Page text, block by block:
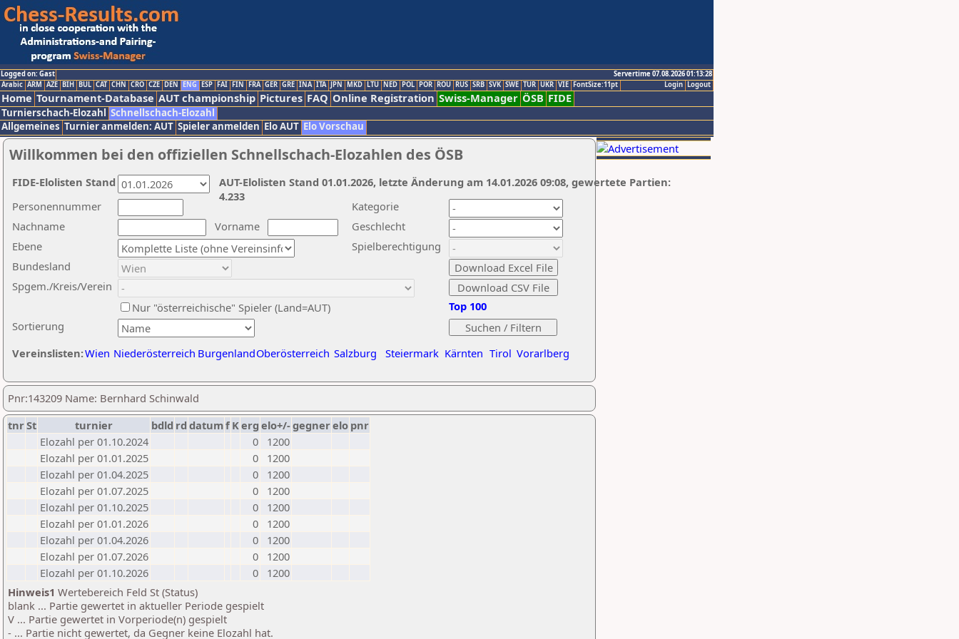
Logged on: Gast
Servertime 07.08.2026 01:13:28
Logout
Login
Arabic ARM AZE BIH BUL CAT CHN CRO CZE DEN ENG ESP FAI FIN FRA GER GRE INA ITA JPN MKD LTU NED POL POR ROU RUS SRB SVK SWE TUR UKR VIE FontSize:11pt
Home Tournament-Database AUT championship Pictures FAQ Online Registration Swiss-Manager ÖSB FIDE
Turnierschach-Elozahl Schnellschach-Elozahl
Allgemeines Turnier anmelden: AUT Spieler anmelden Elo AUT Elo Vorschau
Willkommen bei den offiziellen Schnellschach-Elozahlen des ÖSB
Nachname
Vorname
Ebene
Kategorie
Sortierung
Personennummer
Bundesland
Spgem./Kreis/Verein
Geschlecht
Nur "österreichische" Spieler (Land=AUT)
Spielberechtigung
Vereinslisten:Wien Niederösterreich BurgenlandOberösterreich Salzburg Steiermark Kärnten Tirol Vorarlberg
Top 100
AUT-Elolisten Stand 01.01.2026, letzte Änderung am 14.01.2026 09:08, gewertete Partien:
4.233
FIDE-Elolisten Stand
Pnr:143209 Name: Bernhard Schinwald
tnrSt turnier bdld rd datumf Kerg elo+/-gegnerelo pnr
Elozahl per 01.10.2024
0
1200
Elozahl per 01.01.2025
0
1200
Elozahl per 01.04.2025
0
1200
Elozahl per 01.07.2025
0
1200
Elozahl per 01.10.2025
0
1200
Elozahl per 01.01.2026
0
1200
Elozahl per 01.04.2026
0
1200
Elozahl per 01.07.2026
0
1200
Elozahl per 01.10.2026
0
1200
Hinweis1 Wertebereich Feld St (Status)
blank ... Partie gewertet in aktueller Periode gespielt
V ... Partie gewertet in Vorperiode(n) gespielt
- ... Partie nicht gewertet, da Gegner keine Elozahl hat.